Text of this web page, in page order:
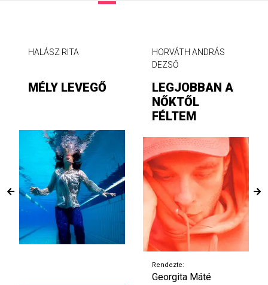
HALÁSZ RITA
MÉLY LEVEGŐ
HORVÁTH ANDRÁS
DEZSŐ
LEGJOBBAN A
NŐKTŐL
FÉLTEM
Rendezte:
Georgita Máté